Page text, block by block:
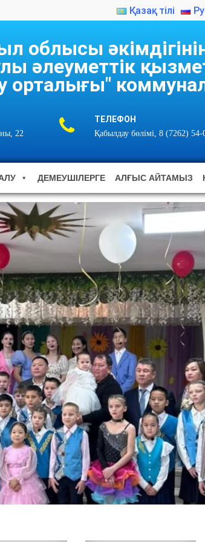
Қазақ тілі
облысы
әлеуметтік
орталығы"
22
ТЕЛЕФОН
Қабылдау бөлімі, 8 (7262) 54-
ДЕМЕУШІЛЕРГЕ АЛҒЫС АЙТАМЫЗ